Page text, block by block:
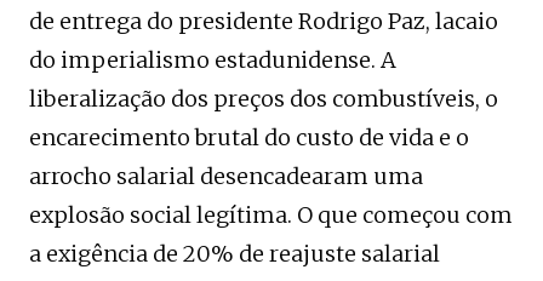
de entrega do presidente Rodrigo Paz, lacaio
do imperialismo estadunidense. A
liberalização dos preços dos combustíveis, o
encarecimento brutal do custo de vida e o
arrocho salarial desencadearam uma
explosão social legítima. O que começou com
a exigência de 20% de reajuste salarial